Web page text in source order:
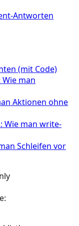
Antworten
(mit Code)
man
Aktionen ohne
Wie man write-
Schleifen vor